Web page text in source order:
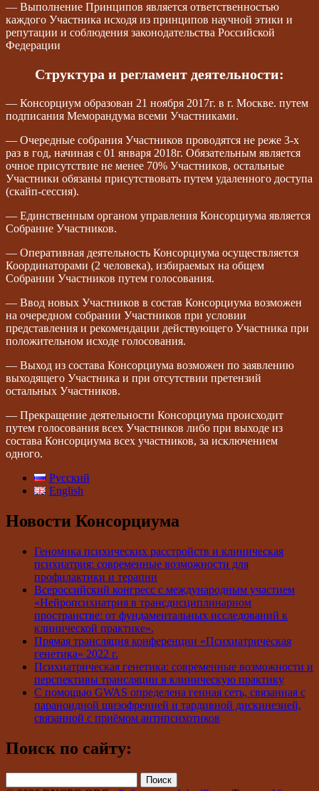
— Выполнение Принципов является ответственностью
каждого Участника исходя из принципов научной этики и
репутации и соблюдения законодательства Российской
Федерации
Структура и регламент деятельности:
— Консорциум образован 21 ноября 2017г. в г. Москве. путем
подписания Меморандума всеми Участниками.
— Очередные собрания Участников проводятся не реже 3-х
раз в год, начиная с 01 января 2018г. Обязательным является
очное присутствие не менее 70% Участников, остальные
Участники обязаны присутствовать путем удаленного доступа
(скайп-сессия).
— Единственным органом управления Консорциума является
Собрание Участников.
— Оперативная деятельность Консорциума осуществляется
Координаторами (2 человека), избираемых на общем
Собрании Участников путем голосования.
— Ввод новых Участников в состав Консорциума возможен
на очередном собрании Участников при условии
представления и рекомендации действующего Участника при
положительном исходе голосования.
— Выход из состава Консорциума возможен по заявлению
выходящего Участника и при отсутствии претензий
остальных Участников.
— Прекращение деятельности Консорциума происходит
путем голосования всех Участников либо при выходе из
состава Консорциума всех участников, за исключением
одного.
Русский
English
Новости Консорциума
Геномика психических расстройств и клиническая
психиатрия: современные возможности для
профилактики и терапии
Всероссийский конгресс с международным участием
«Нейропсихиатрия в трансдисциплинарном
пространстве: от фундаментальных исследований к
клинической практике».
Прямая трансляция конференции «Психиатрическая
генетика» 2022 г.
Психиатрическая генетика: современные возможности и
перспективы трансляции в клиническую практику
С помощью GWAS определена генная сеть, связанная с
параноидной шизофренией и тардивной дискинезией,
связанной с приёмом антипсихотиков
Поиск по сайту: